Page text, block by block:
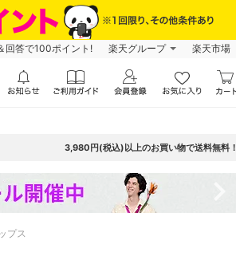
回答で100ポイント! 楽天グループ 楽天市場
3,980円(税込)以上のお買い物で送料無料！
プス